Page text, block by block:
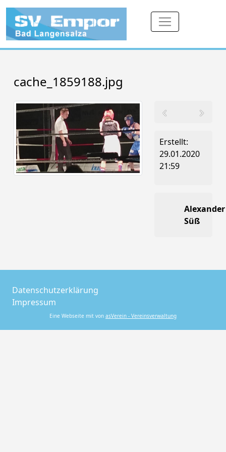
cache_1859188.jpg
Erstellt:
29.01.2020
21:59
Alexander
Süß
Datenschutzerklärung
Impressum
Eine Webseite mit von asVerein - Vereinsverwaltung